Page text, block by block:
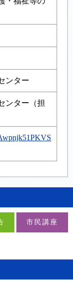
ンター
ンター（担
市民講座